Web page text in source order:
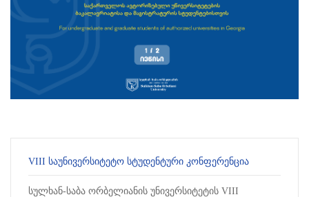
VIII ᲡᲐᲣᲜᲘᲕᲔᲠᲡᲘᲢᲔᲢᲝ ᲡᲢᲣᲓᲔᲜᲢᲣᲠᲘ ᲙᲝᲜᲤᲔᲠᲔᲜᲪᲘᲐ
სულხან-საბა ორბელიანის უნივერსიტეტის VIII